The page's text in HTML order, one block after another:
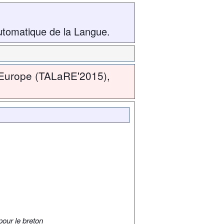
de la Langue.
(TALaRE'2015),
le breton